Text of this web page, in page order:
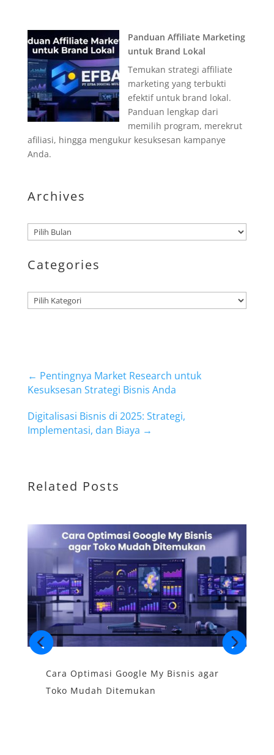
Panduan Affiliate Marketing
untuk Brand Lokal
Temukan strategi affiliate
marketing yang terbukti
efektif untuk brand lokal.
Panduan lengkap dari
memilih program, merekrut
afiliasi, hingga mengukur kesuksesan kampanye
Anda.
Archives
Arsip
Categories
Kategori
← Pentingnya Market Research untuk
Kesuksesan Strategi Bisnis Anda
Digitalisasi Bisnis di 2025: Strategi,
Implementasi, dan Biaya →
Related Posts
Cara Optimasi Google My Bisnis agar
Toko Mudah Ditemukan